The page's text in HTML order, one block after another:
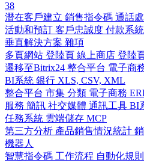
38
潛在客戶建立 銷售指令碼 通話
活動和預訂 客戶忠誠度 付款系統
垂直解決方案 雜項
多頁網站 登陸頁 線上商店 登陸
遷移至Bitrix24 整合平台 電子商
BI系統 銀行 XLS, CSV, XML
整合平台 市集 分類 電子商務
服務 簡訊 社交媒體 通訊工具 BI
任務系統 雲端儲存 MCP
第三方分析 產品銷售情況統計
機器人
智慧指令碼 工作流程 自動化規則